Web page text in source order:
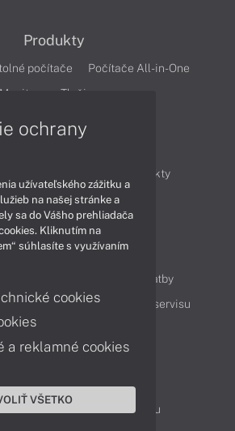
Produkty
počítače
Počítače All-in-One
Monitory
Tlačiarne
Produkty
Technológie
Videá
Obsah
Možnosti doručenia a platby
Servisné služby Cenník servisu
Kontakty
771
Obchodné oddelenie
Reklamácia tovaru
ochrany
užívateľského zážitku a
na našej stránke a
sa do Vášho prehliadača
Kliknutím na
súhlasíte s využívaním
cookies
a reklamné cookies
VŠETKO